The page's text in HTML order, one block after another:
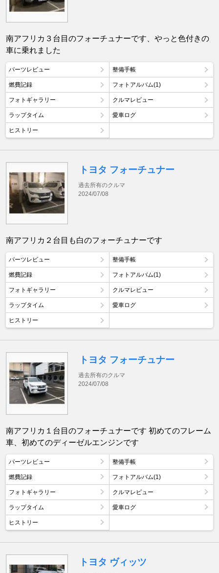
南アフリカ３台目のフォーチュナーです、やっと色付きの
車に乗れました
パーツレビュー 整備手帳
燃費記録 フォトアルバム(1)
フォトギャラリー クルマレビュー
ラップタイム 愛車ログ
ヒストリー
トヨタ フォーチュナー
過去所有のクルマ
2024/07/08
南アフリカ２台目も白のフォーチュナーです
パーツレビュー 整備手帳
燃費記録 フォトアルバム(1)
フォトギャラリー クルマレビュー
ラップタイム 愛車ログ
ヒストリー
トヨタ フォーチュナー
過去所有のクルマ
2024/07/08
南アフリカ１台目のフォーチュナーです 初めてのフレーム
車、初めてのディーゼルエンジンです
パーツレビュー 整備手帳
燃費記録 フォトアルバム(1)
フォトギャラリー クルマレビュー
ラップタイム 愛車ログ
ヒストリー
トヨタ ヴィッツ